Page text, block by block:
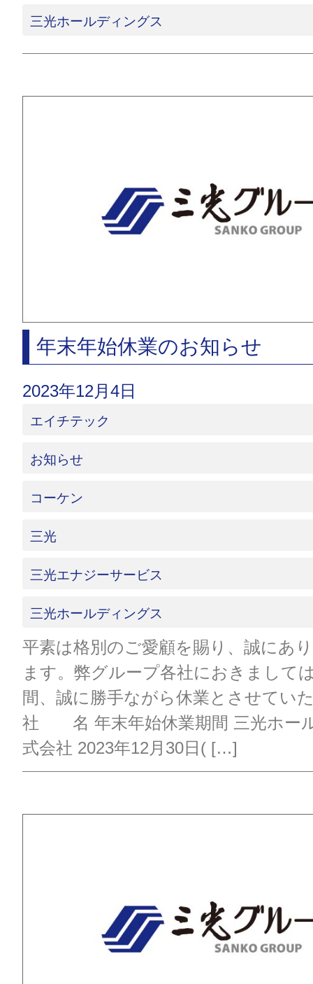
三光ホールディングス
年末年始休業のお知らせ
2023年12月4日
エイチテック
お知らせ
コーケン
三光
三光エナジーサービス
三光ホールディングス
平素は格別のご愛顧を賜り、誠にあ
ます。弊グループ各社におきまして
間、誠に勝手ながら休業とさせてい
社 名 年末年始休業期間 三光ホー
式会社 2023年12月30日( […]